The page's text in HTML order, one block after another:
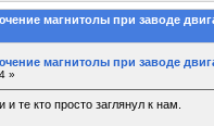
магнитолы при заводе
магнитолы при заводе
»
те кто просто заглянул к нам.